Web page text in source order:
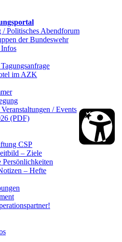
Politisches Abendforum
der Bundeswehr
im AZK
/ Events
(PDF)
CSP
– Ziele
– Hefte